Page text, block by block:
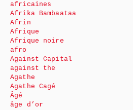
africaines
Afrika Bambaataa
Afrin
Afrique
Afrique noire
afro
Against Capital
against the
Agathe
Agathe Cagé
Âgé
âge d’or